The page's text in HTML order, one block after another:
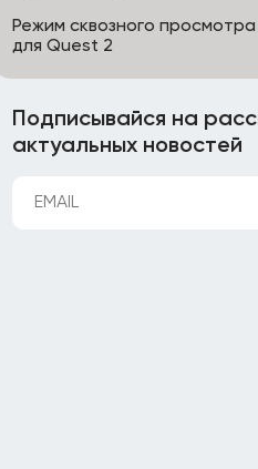
Режим сквозного
для Quest 2
Подписывайся на
актуальных новостей